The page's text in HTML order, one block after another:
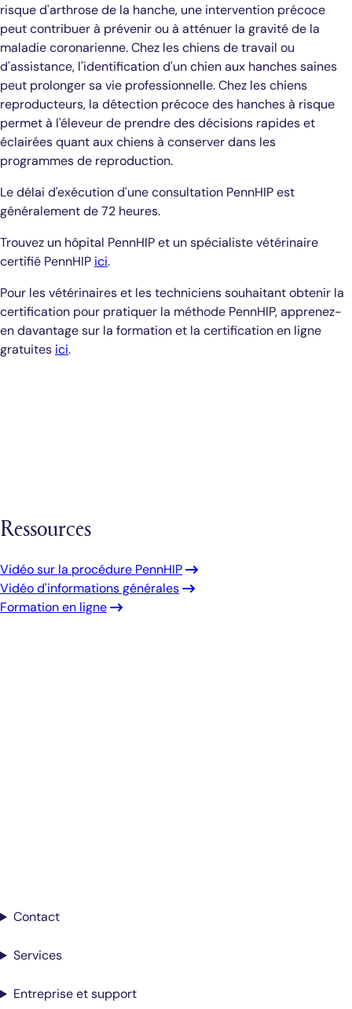
risque d'arthrose de la hanche, une intervention précoce
peut contribuer à prévenir ou à atténuer la gravité de la
maladie coronarienne. Chez les chiens de travail ou
d'assistance, l'identification d'un chien aux hanches saines
peut prolonger sa vie professionnelle. Chez les chiens
reproducteurs, la détection précoce des hanches à risque
permet à l'éleveur de prendre des décisions rapides et
éclairées quant aux chiens à conserver dans les
programmes de reproduction.
Le délai d'exécution d'une consultation PennHIP est
généralement de 72 heures.
Trouvez un hôpital PennHIP et un spécialiste vétérinaire
certifié PennHIP ici.
Pour les vétérinaires et les techniciens souhaitant obtenir la
certification pour pratiquer la méthode PennHIP, apprenez-
en davantage sur la formation et la certification en ligne
gratuites ici.
Ressources
Vidéo sur la procédure PennHIP
Vidéo d'informations générales
Formation en ligne
Contact
Services
Entreprise et support